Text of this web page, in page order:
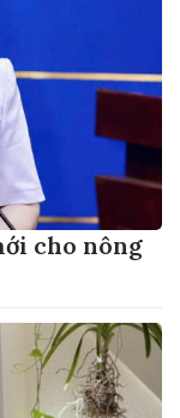
cho nông